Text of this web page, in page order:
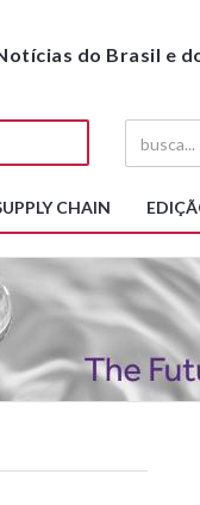
do Brasil e
CHAIN